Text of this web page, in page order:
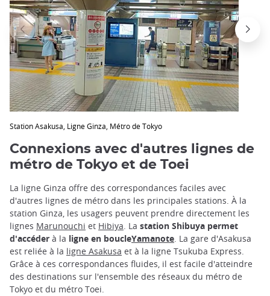
Station Asakusa, Ligne Ginza, Métro de Tokyo
Connexions avec d'autres lignes de
métro de Tokyo et de Toei
La ligne Ginza offre des correspondances faciles avec
d'autres lignes de métro dans les principales stations. À la
station Ginza, les usagers peuvent prendre directement les
lignes Marunouchi et Hibiya. La station Shibuya permet
d'accéder à la ligne en boucleYamanote. La gare d'Asakusa
est reliée à la ligne Asakusa et à la ligne Tsukuba Express.
Grâce à ces correspondances fluides, il est facile d'atteindre
des destinations sur l'ensemble des réseaux du métro de
Tokyo et du métro Toei.